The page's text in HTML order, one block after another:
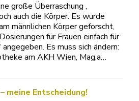
große Überraschung ,
auch die Körper. Es wurde
männlichen Körper geforscht,
für Frauen einfach für
angegeben. Es muss sich ändern:
am AKH Wien, Mag.a…
meine Entscheidung!